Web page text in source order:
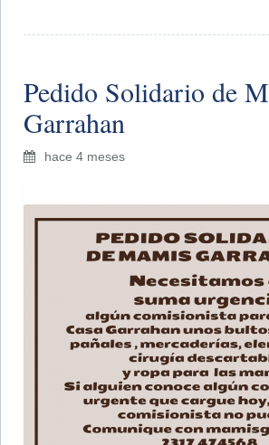
Pedido Solidario de
Garrahan
hace 4 meses